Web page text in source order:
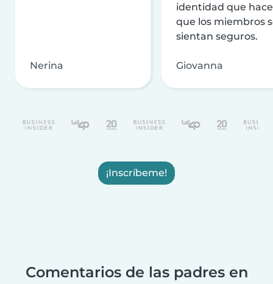
Nerina
identidad que
que los miembros
sientan seguros.
Giovanna
¡Inscríbeme!
Comentarios de las padres en